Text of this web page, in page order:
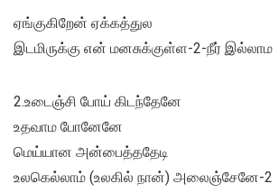
ஏங்குகிறேன் ஏக்கத்துல
இடமிருக்கு என் மனசுக்குள்ள-2-நீர் இல்லாம
2.உடைஞ்சி போய் கிடந்தேனே
உதவாம போனேனே
மெய்யான அன்பைத்ததேடி
உலகெல்லாம் (உலகில் நான்) அலைஞ்சேனே-2